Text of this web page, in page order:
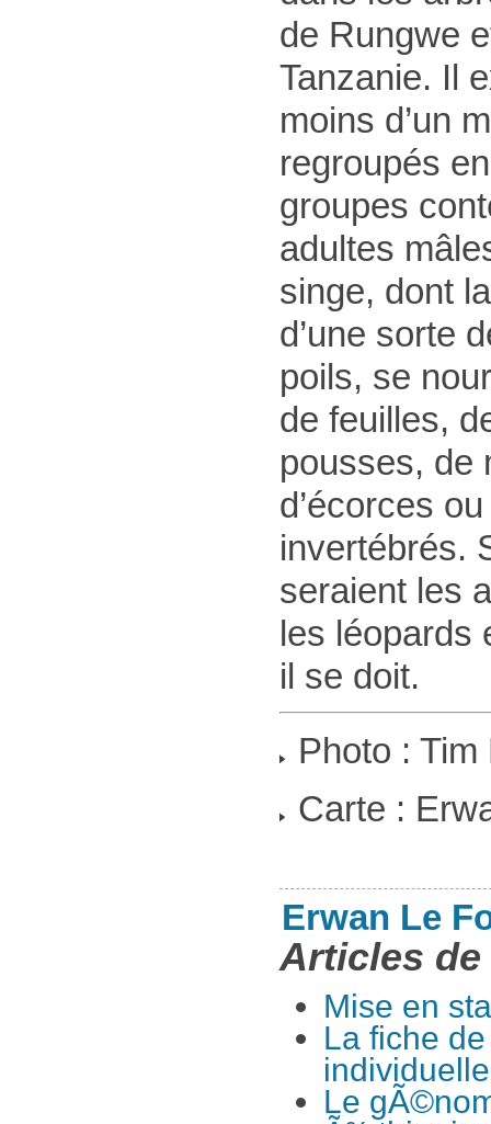
de Rungwe
Tanzanie. Il
moins d’un
regroupés
groupes
adultes
singe, dont
d’une sorte
poils, se
de feuilles,
pousses, de
d’écorces
invertébrés.
seraient les
les léopards
il se doit.
Photo :
Carte :
Erwan Le
Articles
Mise en
La fiche
individuelle
Le